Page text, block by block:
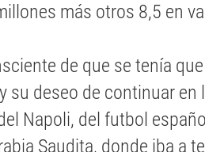
más otros 8,5 en
de que se tenía
su deseo de continuar en
Napoli, del futbol
Saudita, donde iba a